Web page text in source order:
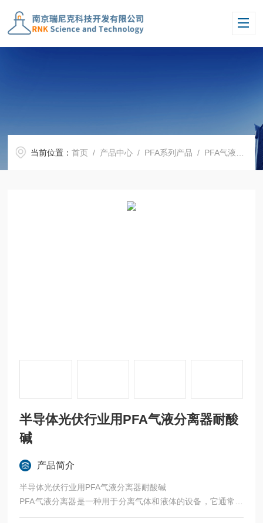
当前位置：首页 / 产品中心 / PFA系列产品 / PFA气液分离器
半导体光伏行业用PFA气液分离器耐酸
碱
产品简介
半导体光伏行业用PFA气液分离器耐酸碱
PFA气液分离器是一种用于分离气体和液体的设备，它通常用
于化工、制药、电子、半导体等领域的流体处理过程中。PF